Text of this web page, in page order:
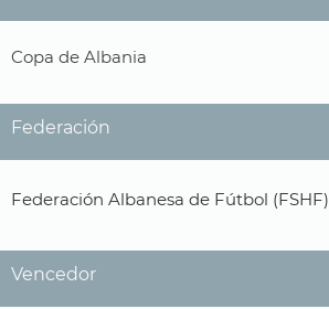
Copa de Albania
Federación
Federación Albanesa de Fútbol (FSHF)
Vencedor